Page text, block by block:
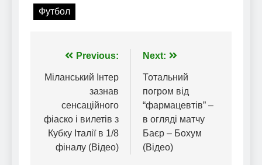
Футбол
Навігація
записів
Previous:
Міланський Інтер
зазнав
сенсаційного
фіаско і вилетів з
Кубку Італії в 1/8
фіналу (Відео)
Next:
Тотальний
погром від
“фармацевтів” –
в огляді матчу
Баєр – Бохум
(Відео)